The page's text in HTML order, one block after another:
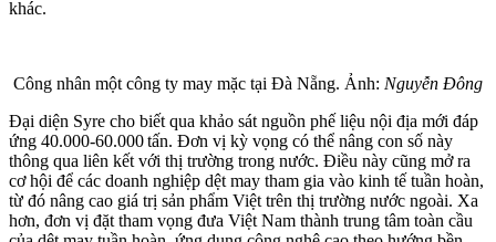
khác.
Công nhân một công ty may mặc tại Đà Nẵng. Ảnh: Nguyễn Đông
Đại diện Syre cho biết qua khảo sát nguồn phế liệu nội địa mới đáp
ứng 40.000‑60.000 tấn. Đơn vị kỳ vọng có thể nâng con số này
thông qua liên kết với thị trường trong nước. Điều này cũng mở ra
cơ hội để các doanh nghiệp dệt may tham gia vào kinh tế tuần hoàn,
từ đó nâng cao giá trị sản phẩm Việt trên thị trường nước ngoài. Xa
hơn, đơn vị đặt tham vọng đưa Việt Nam thành trung tâm toàn cầu